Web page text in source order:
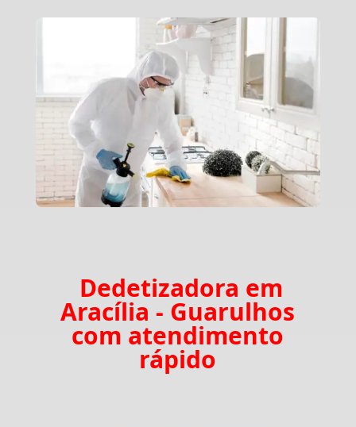
Dedetizadora em
Aracília - Guarulhos
com atendimento
rápido